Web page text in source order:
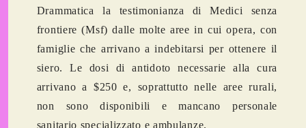
Drammatica la testimonianza di Medici senza
frontiere (Msf) dalle molte aree in cui opera, con
famiglie che arrivano a indebitarsi per ottenere il
siero. Le dosi di antidoto necessarie alla cura
arrivano a $250 e, soprattutto nelle aree rurali,
non sono disponibili e mancano personale
sanitario specializzato e ambulanze.